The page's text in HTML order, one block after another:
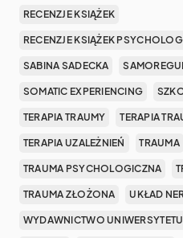
RECENZJE KSIĄŻEK
RECENZJE KSIĄŻEK
SABINA SADECKA
SOMATIC EXPERIENCING
TERAPIA TRAUMY TERAPIA
TERAPIA UZALEŻNIEŃ TRAUMA
TRAUMA PSYCHOLOGICZNA
TRAUMA ZŁOŻONA UKŁAD
WYDAWNICTWO